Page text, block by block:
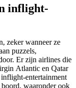
inflight-
zeker wanneer ze
puzzels,
Er zijn airlines die
Atlantic en Qatar
entertainment
waaronder ook